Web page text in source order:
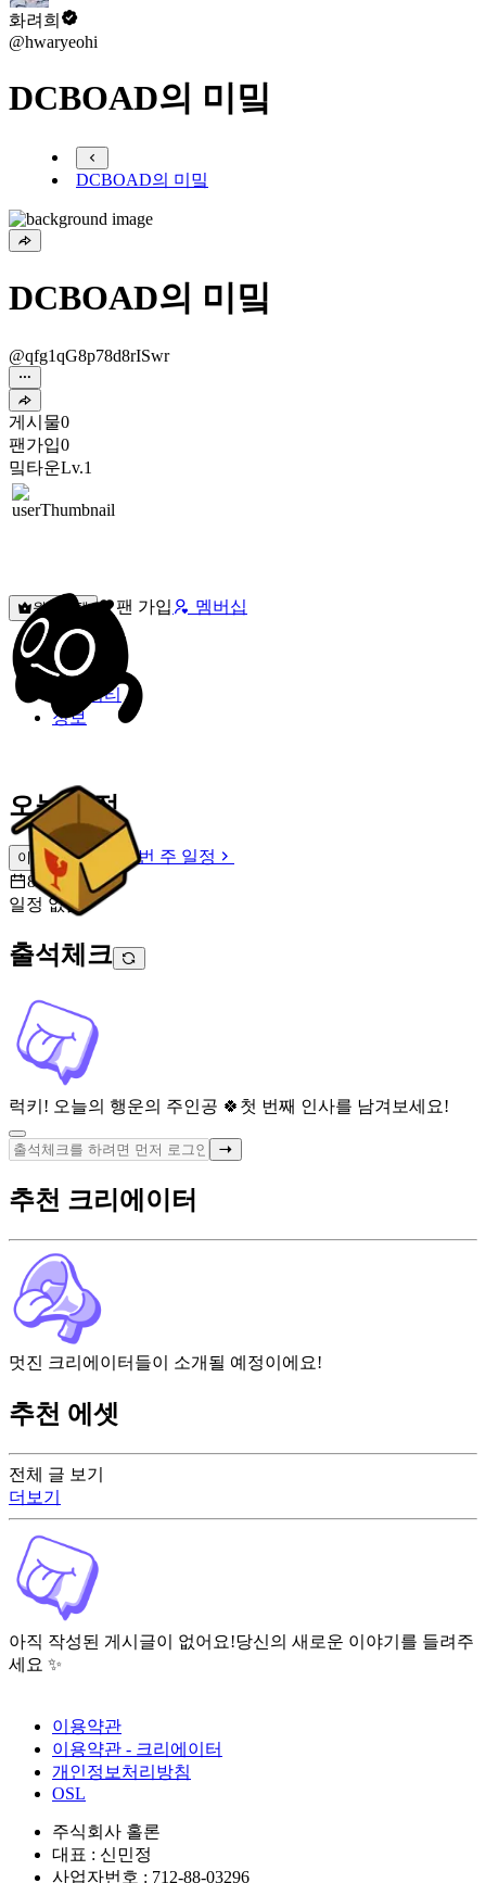
화려희
@hwaryeohi
DCBOAD의 미밐
DCBOAD의 미밐
DCBOAD의 미밐
@qfg1qG8p78d8rISwr
게시물0
팬가입0
밐타운Lv.1
원픽선택 팬 가입 멤버십
밐타운
피드
커뮤니티
정보
오늘 일정
이번 주 일정
이번 주 일정
8월 8일 [토]
일정 없음
출석체크
럭키! 오늘의 행운의 주인공 🍀 첫 번째 인사를 남겨보세요!
전체 글 보기
더보기
아직 작성된 게시글이 없어요!당신의 새로운 이야기를 들려주
세요 ✨
추천 크리에이터
멋진 크리에이터들이 소개될 예정이에요!
추천 에셋
이용약관
이용약관 - 크리에이터
개인정보처리방침
OSL
주식회사 홀론
대표 : 신민정
사업자번호 : 712-88-03296